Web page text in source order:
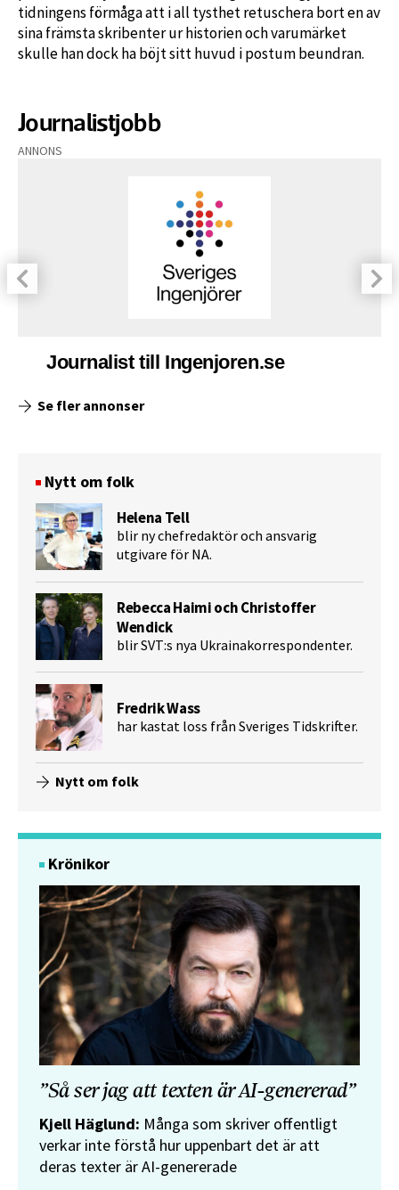
tidningens förmåga att i all tysthet retuschera bort en av
sina främsta skribenter ur historien och varumärket
skulle han dock ha böjt sitt huvud i postum beundran.
Journalistjobb
ANNONS
Journalist till Ingenjoren.se
Se fler annonser
Nytt om folk
Helena Tell
blir ny chefredaktör och ansvarig
utgivare för NA.
Rebecca Haimi och Christoffer
Wendick
blir SVT:s nya Ukrainakorrespondenter.
Fredrik Wass
har kastat loss från Sveriges Tidskrifter.
Nytt om folk
Krönikor
”Så ser jag att texten är AI-genererad”
Kjell Häglund: Många som skriver offentligt
verkar inte förstå hur uppenbart det är att
deras texter är AI-genererade